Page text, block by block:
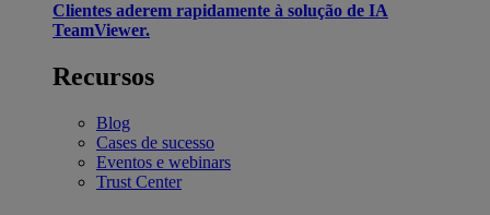
Clientes aderem rapidamente à solução de IA
TeamViewer.
Recursos
Blog
Cases de sucesso
Eventos e webinars
Trust Center